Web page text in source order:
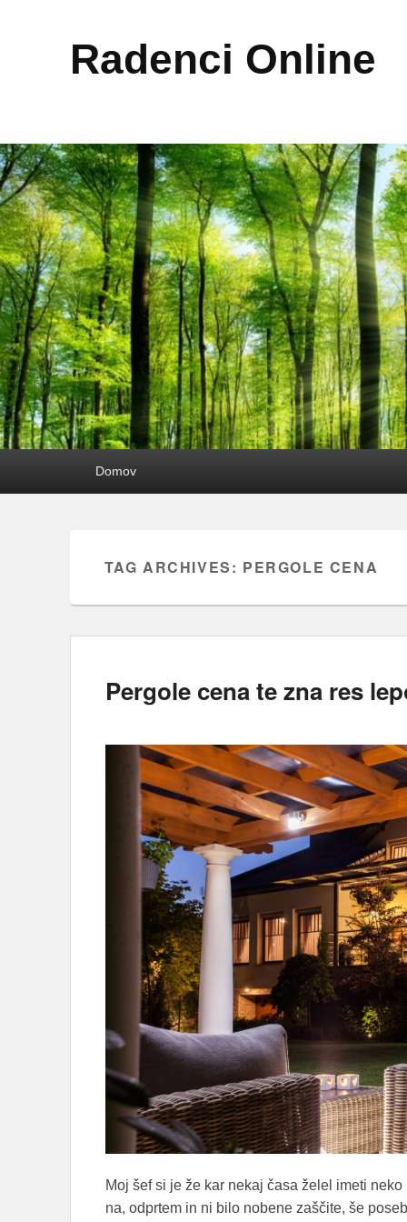
Radenci Online
Domov
TAG ARCHIVES: PERGOLE CENA
Pergole cena te zna res
Moj šef si je že kar nekaj časa želel imeti
na, odprtem in ni bilo nobene zaščite, še